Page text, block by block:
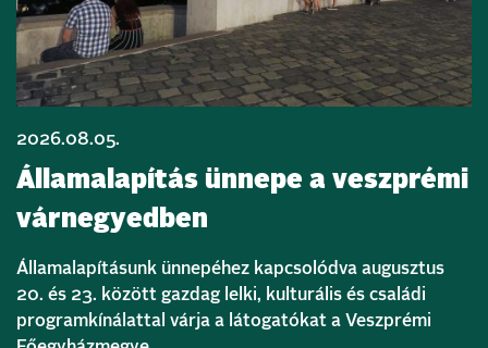
2026.08.05.
Államalapítás ünnepe a veszprémi
várnegyedben
Államalapításunk ünnepéhez kapcsolódva augusztus
20. és 23. között gazdag lelki, kulturális és családi
programkínálattal várja a látogatókat a Veszprémi